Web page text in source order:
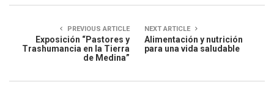
PREVIOUS ARTICLE
Exposición “Pastores y
Trashumancia en la Tierra
de Medina”
NEXT ARTICLE
Alimentación y nutrición
para una vida saludable